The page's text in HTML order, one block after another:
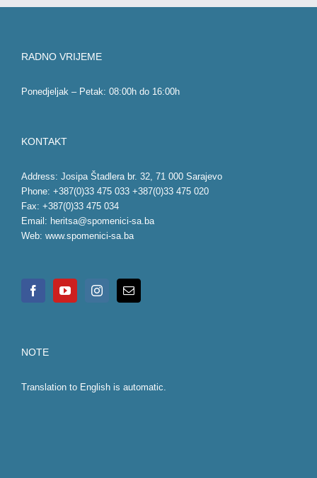
RADNO VRIJEME
Ponedjeljak – Petak: 08:00h do 16:00h
KONTAKT
Address: Josipa Štadlera br. 32, 71 000 Sarajevo
Phone: +387(0)33 475 033 +387(0)33 475 020
Fax: +387(0)33 475 034
Email: heritsa@spomenici-sa.ba
Web: www.spomenici-sa.ba
NOTE
Translation to English is automatic.